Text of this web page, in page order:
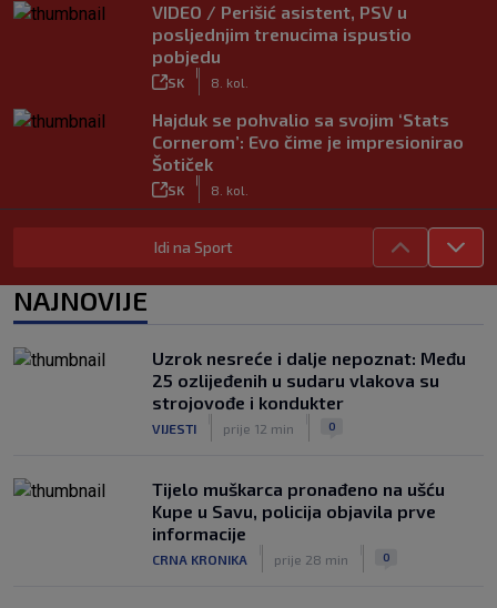
VIDEO / Perišić asistent, PSV u
posljednjim trenucima ispustio
pobjedu
SK 8. kol.
Hajduk se pohvalio sa svojim ‘Stats
Cornerom’: Evo čime je impresionirao
Šotiček
SK 8. kol.
Vlašić strijelac za Torino; ova gesta sve
govori o njegovom statusu
SK
|
8. kol.
VIDEO / Potez kakav se rijetko viđa:
Kada pomoć nije stigla, na rukama je
iznio suigrača u bolovima
Idi na Sport
NAJNOVIJE
Uzrok nesreće i dalje nepoznat: Među
25 ozlijeđenih u sudaru vlakova su
strojovođe i kondukter
VIJESTI prije 12 min 0
Tijelo muškarca pronađeno na ušću
Kupe u Savu, policija objavila prve
informacije
CRNA KRONIKA prije 28 min 0